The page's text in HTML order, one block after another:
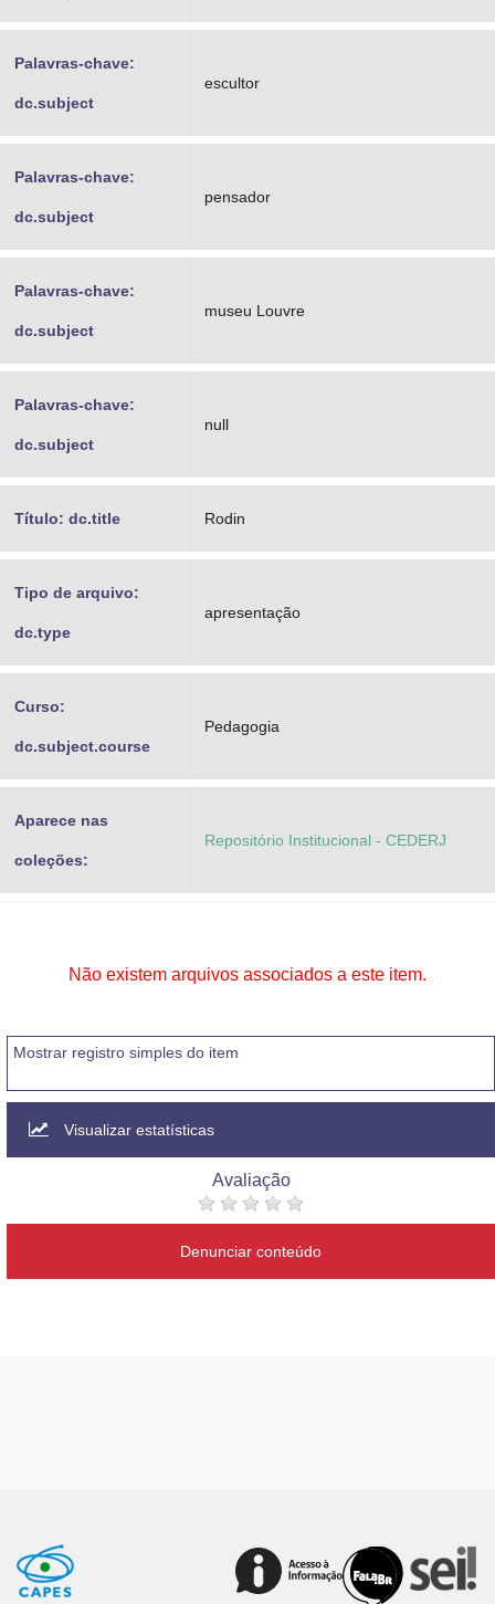
Palavras-chave:
dc.subject
escultor
Palavras-chave:
dc.subject
pensador
Palavras-chave:
dc.subject
museu Louvre
Palavras-chave:
dc.subject
null
Título: dc.title Rodin
Tipo de arquivo:
dc.type
apresentação
Curso:
dc.subject.course
Pedagogia
Aparece nas
coleções:
Repositório Institucional - CEDERJ
Não existem arquivos associados a este item.
Mostrar registro simples do item
Visualizar estatísticas
Avaliação
Denunciar conteúdo